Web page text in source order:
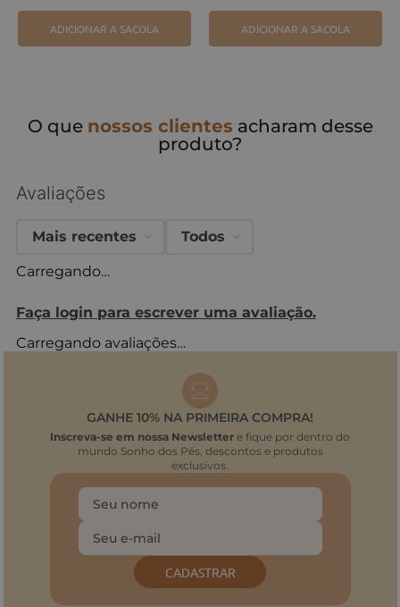
ADICIONAR A SACOLA ADICIONAR A SACOLA
O que nossos clientes acharam desse
produto?
Avaliações
Carregando…
Faça login para escrever uma avaliação.
Mais recentes Todos
Carregando avaliações…
GANHE 10% NA PRIMEIRA COMPRA!
Inscreva-se em nossa Newsletter e fique por dentro do
mundo Sonho dos Pés, descontos e produtos
exclusivos.
CADASTRAR